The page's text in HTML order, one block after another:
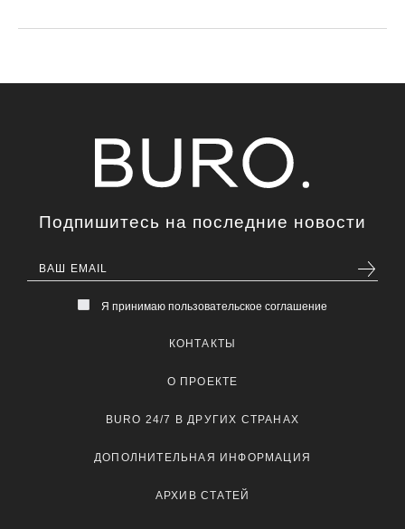
Подпишитесь на последние новости
Я принимаю пользовательское соглашение
КОНТАКТЫ
О ПРОЕКТЕ
BURO 24/7 В ДРУГИХ СТРАНАХ
ДОПОЛНИТЕЛЬНАЯ ИНФОРМАЦИЯ
АРХИВ СТАТЕЙ